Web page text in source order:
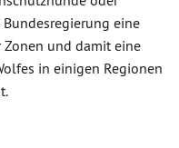
eine
und damit eine
in einigen Regionen